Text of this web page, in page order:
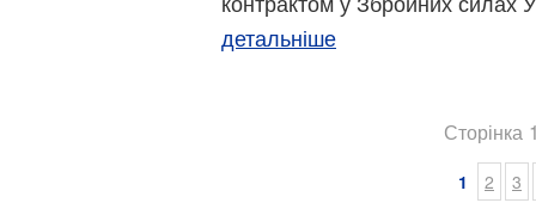
детальніше
Сторінка
1 2 3